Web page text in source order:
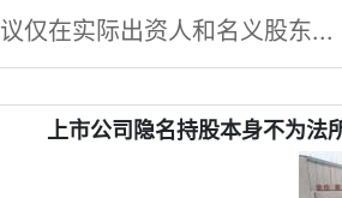
议仅在实际出资人和名义股东...
上市公司隐名持股本身不为法